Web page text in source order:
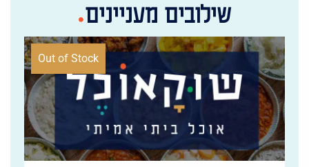
שילובים מעניינים
Out of Stock